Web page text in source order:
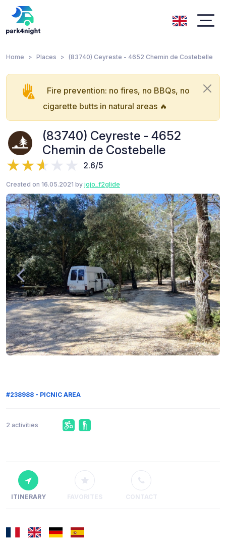
Home Places (83740) Ceyreste - 4652 Chemin de Costebelle
Fire prevention: no fires, no BBQs, no
cigarette butts in natural areas 🔥
(83740) Ceyreste - 4652
Chemin de Costebelle
2.6/5
Created on 16.05.2021 by jojo_f2glide
#238988 - PICNIC AREA
2 activities
ITINERARY FAVORITES CONTACT